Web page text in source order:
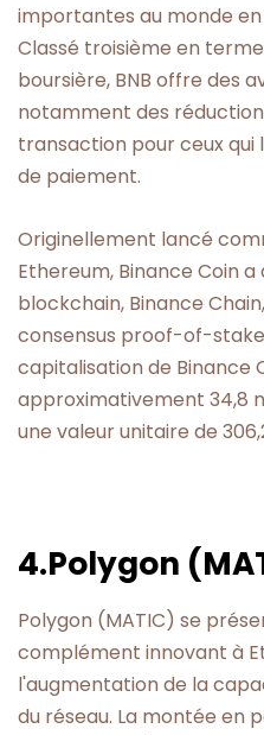
importantes au monde
Classé troisième en
boursière, BNB offre des
notamment des
transaction pour ceux
de paiement.
Originellement lancé
Ethereum, Binance Coin
blockchain, Binance
consensus proof-of-
capitalisation de Binance
approximativement 34,8
une valeur unitaire de
4.Polygon
Polygon (MATIC) se
complément innovant à
l'augmentation de la
du réseau. La montée en